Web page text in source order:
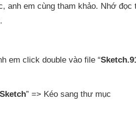
anh em cùng tham khảo. Nhớ đọc
em click double vào file “
Sketch” => Kéo sang thư mục